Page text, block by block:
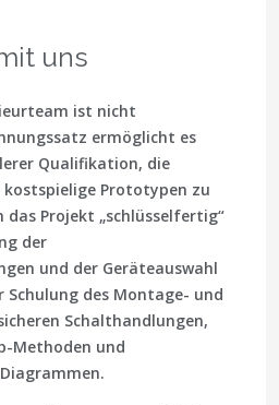
uns
ist nicht
ermöglicht es
Qualifikation, die
Prototypen zu
Projekt „schlüsselfertig“
der
und der Geräteauswahl
Schulung des Montage- und
Schalthandlungen,
Methoden und